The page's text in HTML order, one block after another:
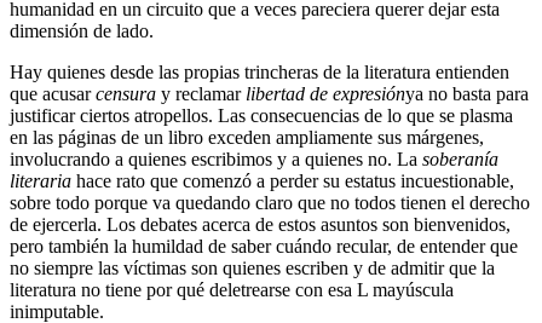
humanidad en un circuito que a veces pareciera querer dejar esta
dimensión de lado.
Hay quienes desde las propias trincheras de la literatura entienden
que acusarcensura y reclamar libertad de expresiónya no basta para
justificar ciertos atropellos. Las consecuencias de lo que se plasma
en las páginas de un libro exceden ampliamente sus márgenes,
involucrando a quienes escribimos y a quienes no. La soberanía
literaria hace rato que comenzó a perder su estatus incuestionable,
sobre todo porque va quedando claro que no todos tienen el derecho
de ejercerla. Los debates acerca de estos asuntos son bienvenidos,
pero también la humildad de saber cuándo recular, de entender que
no siempre las víctimas son quienes escriben y de admitir que la
literatura no tiene por qué deletrearse con esa L mayúscula
inimputable.